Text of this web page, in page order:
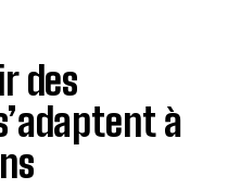
des
à